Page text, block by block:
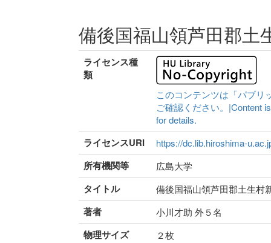
備後国福山領芦田郡土
ライセンス種
類
このコンテンツは「パブリ
ご確認ください。|Content
for details.
ライセンスURI https://dc.lib.hiroshima-
所有機関等 広島大学
タイトル 備後国福山領芦田郡土生村
著者 小川才助 外５名
物理サイズ ２枚